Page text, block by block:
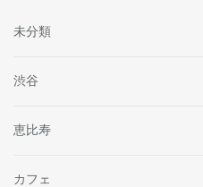
未分類
渋谷
恵比寿
カフェ